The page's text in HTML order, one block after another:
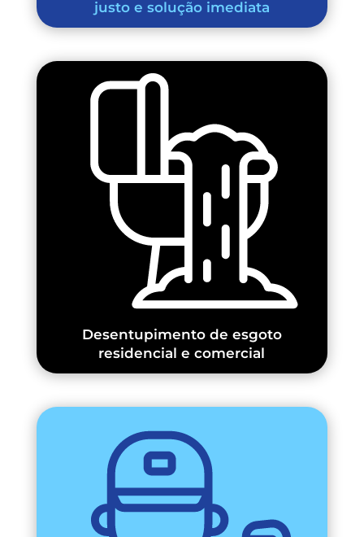
justo e solução imediata
Desentupimento de esgoto
residencial e comercial